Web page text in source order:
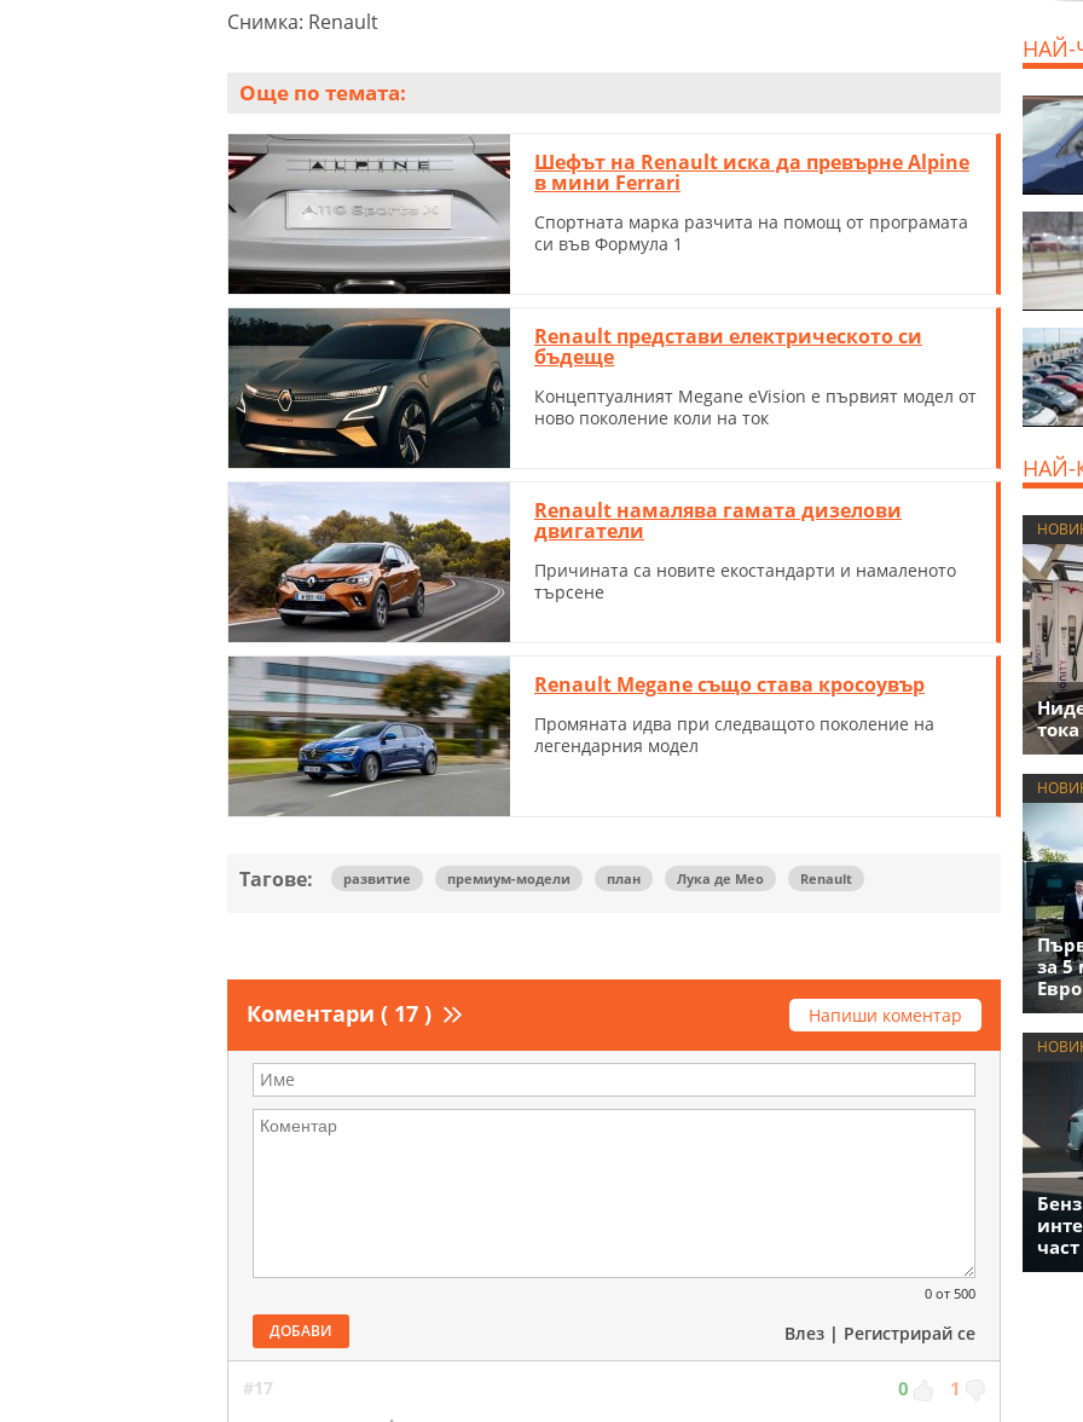
Снимка: Renault
Още по темата:
Шефът на Renault иска да превърне Alpine
в мини Ferrari
Спортната марка разчита на помощ от програмата
си във Формула 1
Renault представи електрическото си
бъдеще
Концептуалният Megane eVision е първият модел от
ново поколение коли на ток
Renault намалява гамата дизелови
двигатели
Причината са новите екостандарти и намаленото
търсене
Renault Megane също става кросоувър
Промяната идва при следващото поколение на
легендарния модел
Тагове: развитие премиум-модели план Лука де Мео Renault
Коментари ( 17 ) Напиши коментар
0 от 500
ДОБАВИ Влез | Регистрирай се
#17 0 1
НАЙ-
НАЙ-
за 5
част